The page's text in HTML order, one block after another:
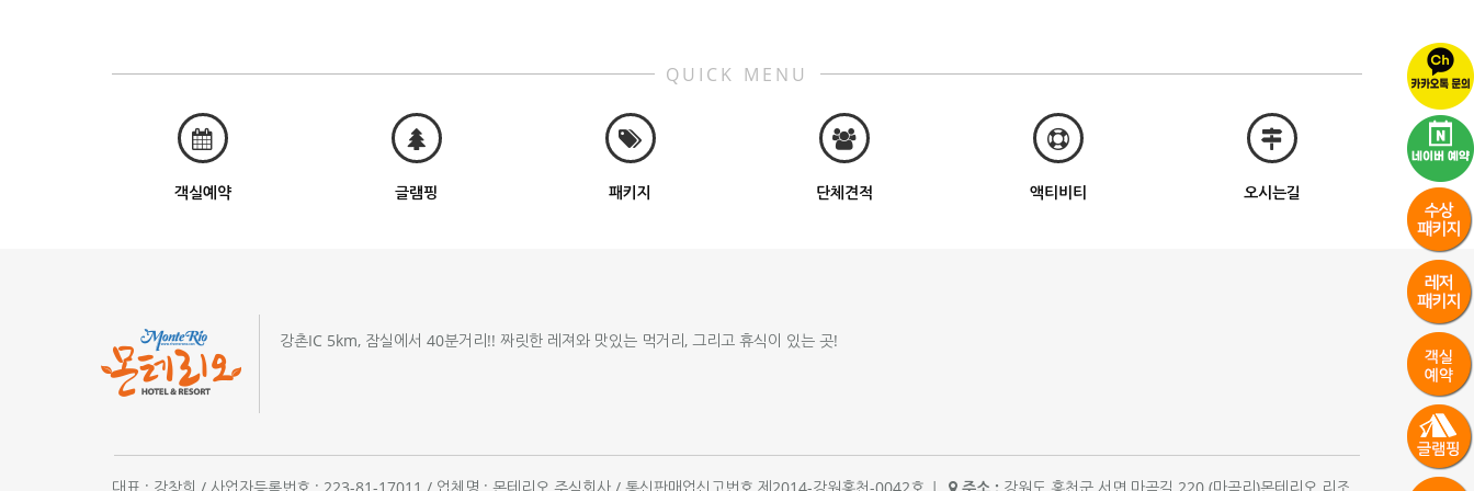
QUICK MENU
객실예약 글램핑 패키지 단체견적 액티비티 오시는길
강촌IC 5km, 잠실에서 40분거리!! 짜릿한 레져와 맛있는 먹거리, 그리고 휴식이 있는 곳!